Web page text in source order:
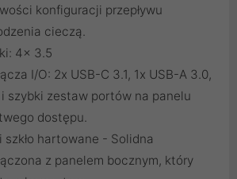
konfiguracji przepływu
cieczą.
4x 3.5
I/O: 2x USB-C 3.1, 1x USB-A 3.0,
szybki zestaw portów na panelu
dostępu.
szkło hartowane - Solidna
z panelem bocznym, który